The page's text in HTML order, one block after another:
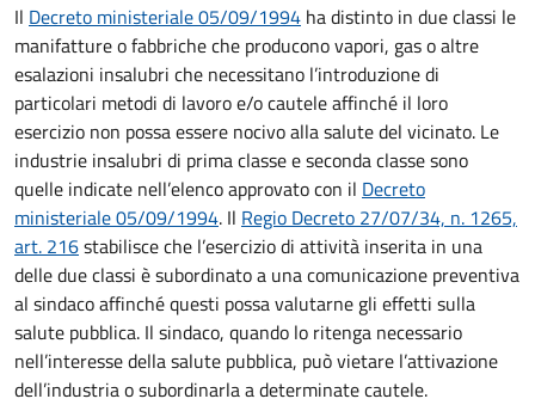
Il Decreto ministeriale 05/09/1994 ha distinto in due classi le
manifatture o fabbriche che producono vapori, gas o altre
esalazioni insalubri che necessitano l’introduzione di
particolari metodi di lavoro e/o cautele affinché il loro
esercizio non possa essere nocivo alla salute del vicinato. Le
industrie insalubri di prima classe e seconda classe sono
quelle indicate nell’elenco approvato con il Decreto
ministeriale 05/09/1994. Il Regio Decreto 27/07/34, n. 1265,
art. 216stabilisce che l’esercizio di attività inserita in una
delle due classi è subordinato a una comunicazione preventiva
al sindaco affinché questi possa valutarne gli effetti sulla
salute pubblica. Il sindaco, quando lo ritenga necessario
nell’interesse della salute pubblica, può vietare l’attivazione
dell’industria o subordinarla a determinate cautele.